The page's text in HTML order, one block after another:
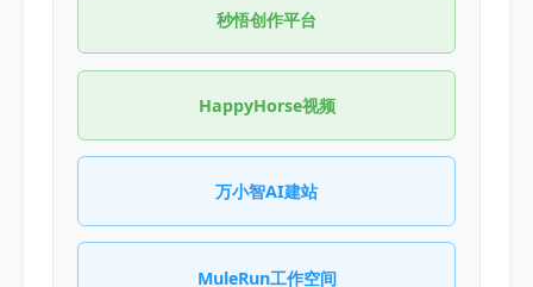
秒悟创作平台
HappyHorse视频
万小智AI建站
MuleRun工作空间